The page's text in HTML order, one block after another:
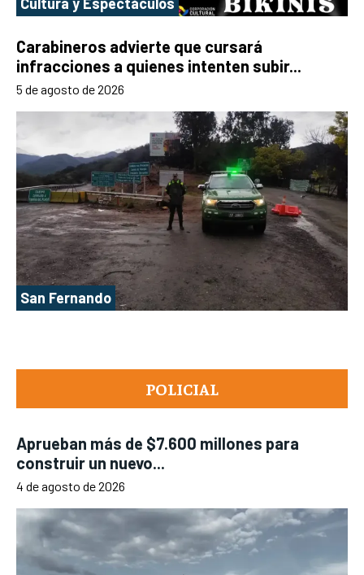
POLICIAL
Aprueban más de $7.600 millones para
construir un nuevo...
4 de agosto de 2026
Carabineros advierte que cursará
infracciones a quienes intenten subir...
5 de agosto de 2026
San Fernando